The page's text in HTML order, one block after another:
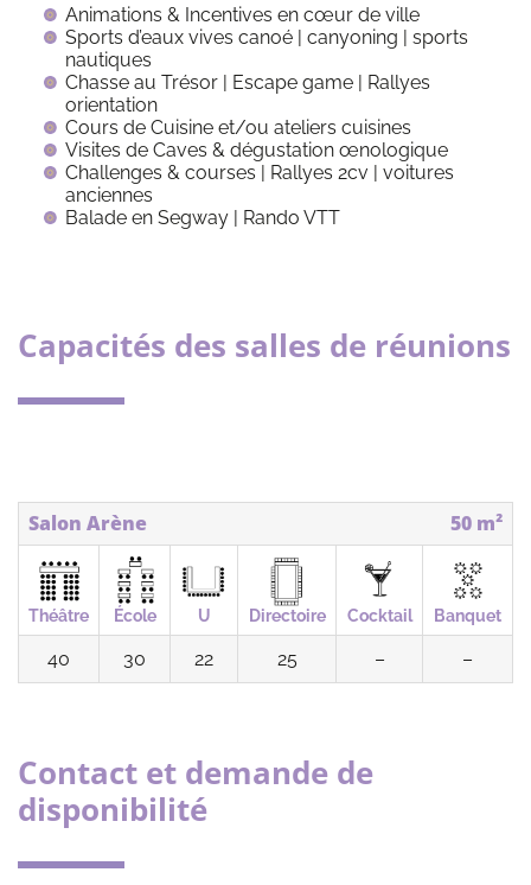
Animations & Incentives en cœur de ville
Sports d’eaux vives canoé | canyoning | sports
nautiques
Chasse au Trésor | Escape game | Rallyes
orientation
Cours de Cuisine et/ou ateliers cuisines
Visites de Caves & dégustation œnologique
Challenges & courses | Rallyes 2cv | voitures
anciennes
Balade en Segway | Rando VTT
Capacités des salles de réunions
Salon Arène 50 m²
Théâtre École U Directoire Cocktail Banquet
40 30 22 25 – –
Contact et demande de
disponibilité